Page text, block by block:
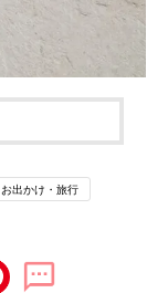
お出かけ・旅行